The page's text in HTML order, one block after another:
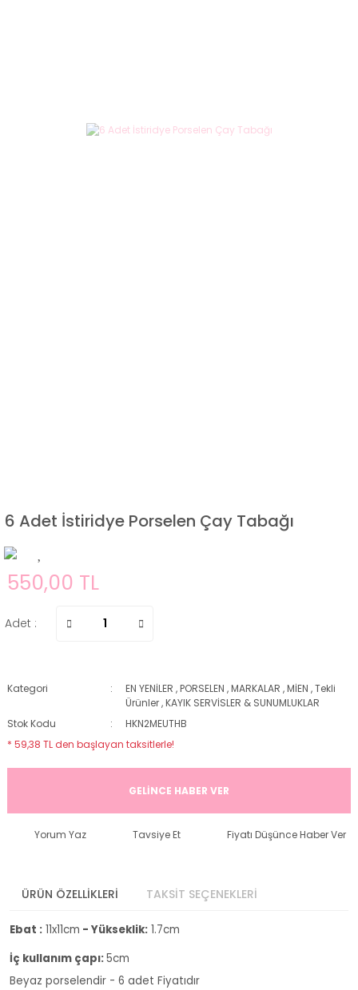
6 Adet İstiridye Porselen Çay Tabağı
550,00 TL
Adet :
Kategori EN YENİLER ,PORSELEN ,MARKALAR ,MİEN ,Tekli
Ürünler,KAYIK SERVİSLER & SUNUMLUKLAR
Stok Kodu
HKN2MEUTHB
* 59,38 TL den başlayan taksitlerle!
GELİNCE HABER VER
Yorum Yaz Tavsiye Et Fiyatı Düşünce Haber Ver
ÜRÜN ÖZELLİKLERİ TAKSİT SEÇENEKLERİ
Ebat : 11x11cm - Yükseklik: 1.7cm
İç kullanım çapı:5cm
Beyaz porselendir - 6 adet Fiyatıdır